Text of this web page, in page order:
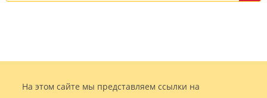
На этом сайте мы представляем ссылки на